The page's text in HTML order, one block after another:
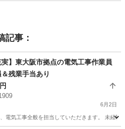
記事：
実】東大阪市拠点の電気工事作業員
＆残業手当あり
6月2日
電気工事全般を担当していただきます。 未経